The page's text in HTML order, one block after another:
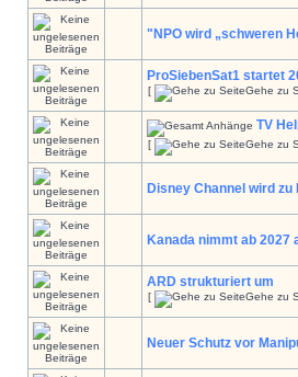
"NPO wird „schweren
ProSiebenSat1 startet
[ Gehe zu
TV
[ Gehe zu
Disney Channel wird zu
Kanada nimmt ab 2027
ARD strukturiert um
[ Gehe zu
Neuer Schutz vor